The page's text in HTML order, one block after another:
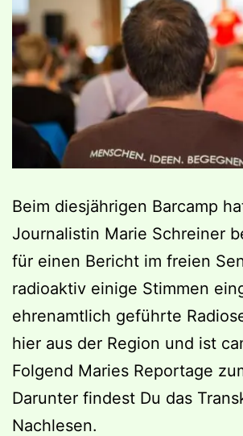
Beim diesjährigen Barcamp
Journalistin Marie Schreiner
für einen Bericht im freien
radioaktiv einige Stimmen
ehrenamtlich geführte
hier aus der Region und ist
Folgend Maries Reportage
Darunter findest Du das
Nachlesen.